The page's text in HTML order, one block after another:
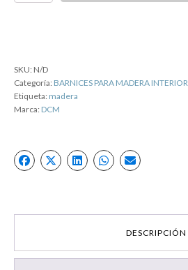
SKU: N/D
Categoría: BARNICES PARA MADERA INTERIOR
Etiqueta: madera
Marca: DCM
DESCRIPCIÓN